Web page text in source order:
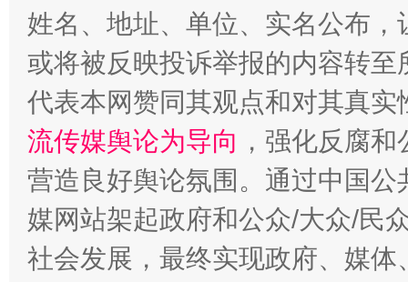
完善运行机制助力责任有效落实
一纸欠条伤亲情 巡回调解促和解..
姓名、地址、单位、实名公布
或将被反映投诉举报的内容转
代表本网赞同其观点和对其真实
流传媒舆论为导向 ，强化反腐
营造良好舆论氛围。通过中国
媒网站架起政府和公众/大众/民
社会发展，最终实现政府、媒